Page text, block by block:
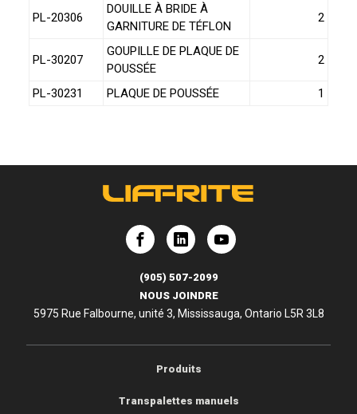
PL-20306
DOUILLE À BRIDE À
GARNITURE DE TÉFLON
2
PL-30207
GOUPILLE DE PLAQUE DE
POUSSÉE
2
PL-30231 PLAQUE DE POUSSÉE 1
Produits
Transpalettes manuels
(905) 507-2099
NOUS JOINDRE
5975 Rue Falbourne, unité 3, Mississauga, Ontario L5R 3L8